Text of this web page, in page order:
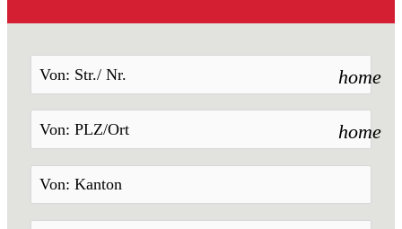
home
home